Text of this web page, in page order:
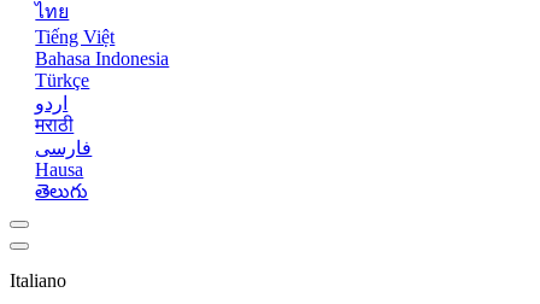
ไทย
Tiếng Việt
Bahasa Indonesia
Türkçe
اردو
मराठी
فارسی
Hausa
తెలుగు
Italiano